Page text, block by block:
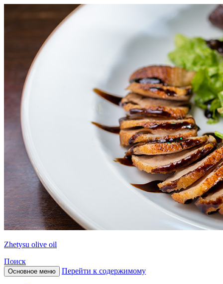
Zhetysu olive oil
Поиск
Основное меню Перейти к содержимому